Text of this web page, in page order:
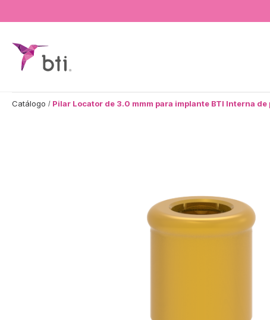
BTI - Human Tecnology
Catálogo Pilar Locator de 3.0 mmm para implante BTI Interna